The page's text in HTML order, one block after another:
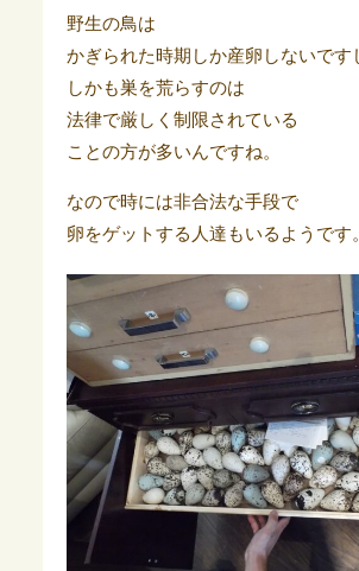
野生の鳥は
かぎられた時期しか産卵しないです
しかも巣を荒らすのは
法律で厳しく制限されている
ことの方が多いんですね。
なので時には非合法な手段で
卵をゲットする人達もいるようです。